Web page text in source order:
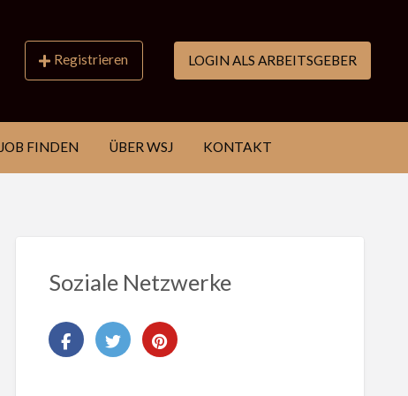
Registrieren LOGIN ALS ARBEITSGEBER
JOB FINDEN ÜBER WSJ KONTAKT
Soziale Netzwerke